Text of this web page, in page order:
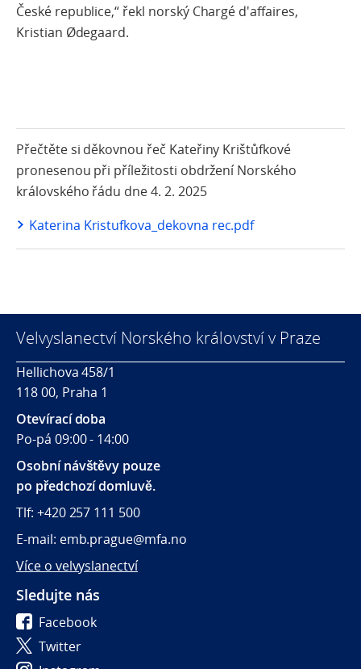
České republice,“ řekl norský Chargé d'affaires,
Kristian Ødegaard.
Přečtěte si děkovnou řeč Kateřiny Krištůfkové
pronesenou při příležitosti obdržení Norského
královského řádu dne 4. 2. 2025
Katerina Kristufkova_dekovna rec.pdf
Velvyslanectví Norského království v Praze
Hellichova 458/1
118 00, Praha 1
Otevírací doba
Po-pá 09:00 - 14:00
Osobní návštěvy pouze
po předchozí domluvě.
Tlf: +420 257 111 500
E-mail: emb.prague@mfa.no
Více o velvyslanectví
Sledujte nás
Facebook
Twitter